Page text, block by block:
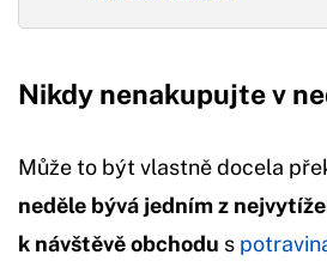
Nikdy nenakupujte v
Může to být vlastně docela
neděle bývá jedním z
k návštěvě obchodu s